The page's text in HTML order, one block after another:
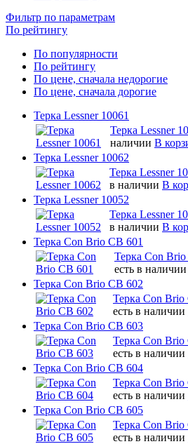
Фильтр по параметрам
По рейтингу
По популярности
По рейтингу
По цене, сначала недорогие
По цене, сначала дорогие
Терка Lessner 10061
Терка Lessner
наличии В
Терка Lessner 10062
Терка Lessner
в наличии В
Терка Lessner 10052
Терка Lessner
в наличии В
Терка Con Brio CB 601
Терка Con Brio
есть в наличии
Терка Con Brio CB 602
Терка Con Brio
есть в наличии
Терка Con Brio CB 603
Терка Con Brio
есть в наличии
Терка Con Brio CB 604
Терка Con Brio
есть в наличии
Терка Con Brio CB 605
Терка Con Brio
есть в наличии